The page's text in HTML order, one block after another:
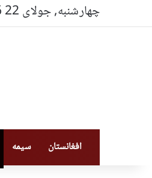
چهارشنبه, جولای 22 2026
افغانستان سیمه